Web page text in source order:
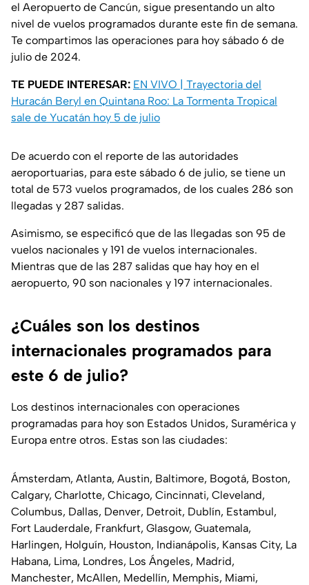
el Aeropuerto de Cancún, sigue presentando un alto
nivel de vuelos programados durante este fin de semana.
Te compartimos las operaciones para hoy sábado 6 de
julio de 2024.
TE PUEDE INTERESAR: EN VIVO | Trayectoria del
Huracán Beryl en Quintana Roo: La Tormenta Tropical
sale de Yucatán hoy 5 de julio
De acuerdo con el reporte de las autoridades
aeroportuarias, para este sábado 6 de julio, se tiene un
total de 573 vuelos programados, de los cuales 286 son
llegadas y 287 salidas.
Asimismo, se especificó que de las llegadas son 95 de
vuelos nacionales y 191 de vuelos internacionales.
Mientras que de las 287 salidas que hay hoy en el
aeropuerto, 90 son nacionales y 197 internacionales.
¿Cuáles son los destinos
internacionales programados para
este 6 de julio?
Los destinos internacionales con operaciones
programadas para hoy son Estados Unidos, Suramérica y
Europa entre otros. Estas son las ciudades:
Ámsterdam, Atlanta, Austin, Baltimore, Bogotá, Boston,
Calgary, Charlotte, Chicago, Cincinnati, Cleveland,
Columbus, Dallas, Denver, Detroit, Dublín, Estambul,
Fort Lauderdale, Frankfurt, Glasgow, Guatemala,
Harlingen, Holguín, Houston, Indianápolis, Kansas City, La
Habana, Lima, Londres, Los Ángeles, Madrid,
Manchester, McAllen, Medellín, Memphis, Miami,